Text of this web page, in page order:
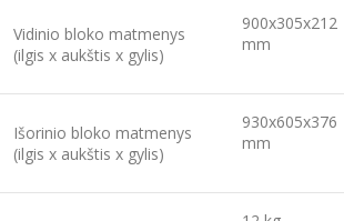
Vidinio bloko matmenys
(ilgis x aukštis x gylis)
900x305x212
mm
Išorinio bloko matmenys
(ilgis x aukštis x gylis)
930x605x376
mm